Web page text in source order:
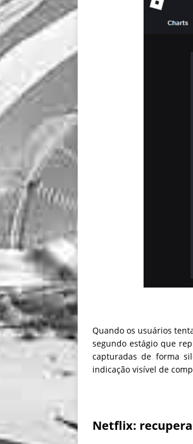
Quando os usuários
segundo estágio que
capturadas de forma
indicação visível de
Netflix: